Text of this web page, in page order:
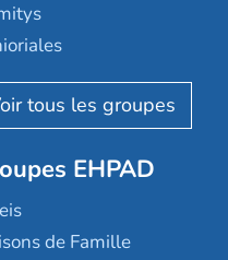
Résidentiels
Senior
EHPAD
de Famille